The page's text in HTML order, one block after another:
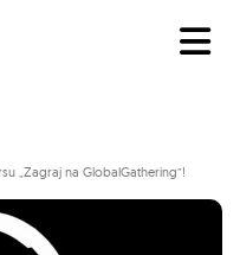
„Zagraj na GlobalGathering”!